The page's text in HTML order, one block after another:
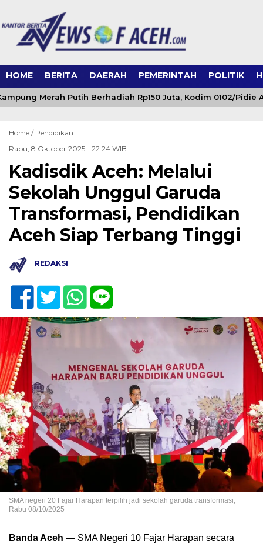
HOME BERITA DAERAH PEMERINTAH POLITIK
Merah Putih Berhadiah Rp150 Juta, Kodim 0102/Pidie
Home / Pendidikan
Rabu, 8 Oktober 2025 - 22:24 WIB
Kadisdik Aceh: Melalui
Sekolah Unggul Garuda
Transformasi, Pendidikan
Aceh Siap Terbang Tinggi
REDAKSI
SMA negeri 20 Fajar Harapan terpilih jadi sekolah garuda transformasi,
Rabu 08/10/2025
Banda Aceh — SMA Negeri 10 Fajar Harapan secara